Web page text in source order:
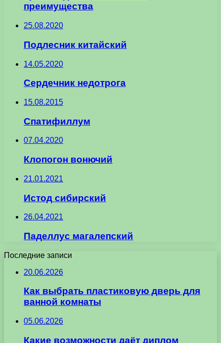
преимущества
25.08.2020
Подлесник китайский
14.05.2020
Сердечник недотрога
15.08.2015
Спатифиллум
07.04.2020
Клопогон вонючий
21.01.2021
Истод сибирский
26.04.2021
Паделлус магалепский
Последние записи
20.06.2026
Как выбрать пластиковую дверь для
ванной комнаты
05.06.2026
Какие возможности даёт диплом